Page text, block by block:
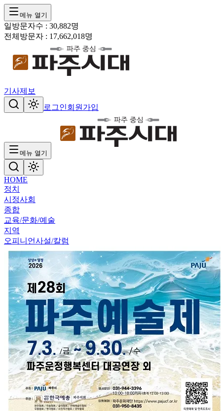
메뉴 열기
일방문자수 : 30,882명
전체방문자 : 17,662,018명
기사제보
로그인회원가입
메뉴 열기
HOME
정치
시정사회
종합
교육/문화/예술
지역
오피니언사설/칼럼